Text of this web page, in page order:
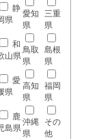
静
県
愛知
県
三重
県
和
山県
鳥取
県
島根
県
愛
県
高知
県
福岡
県
鹿
島県
沖縄
県
その
他